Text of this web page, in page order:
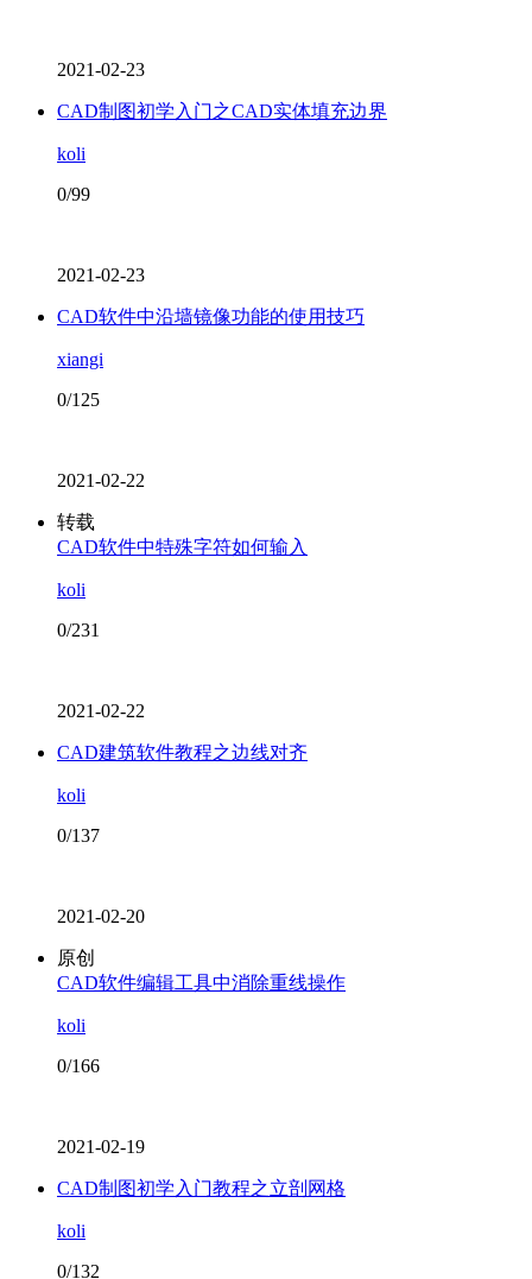
2021-02-23
CAD制图初学入门之CAD实体填充边界
koli
0/99
2021-02-23
CAD软件中沿墙镜像功能的使用技巧
xiangi
0/125
2021-02-22
转载
CAD软件中特殊字符如何输入
koli
0/231
2021-02-22
CAD建筑软件教程之边线对齐
koli
0/137
2021-02-20
原创
CAD软件编辑工具中消除重线操作
koli
0/166
2021-02-19
CAD制图初学入门教程之立剖网格
koli
0/132